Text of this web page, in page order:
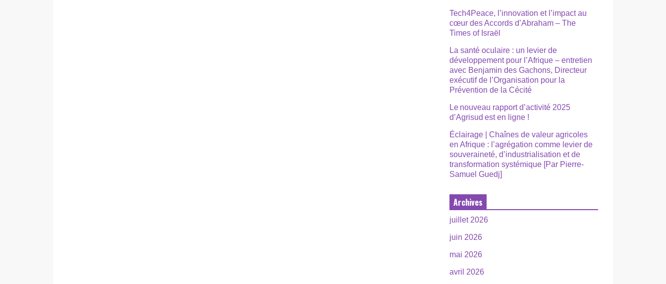
Tech4Peace, l’innovation et l’impact au
cœur des Accords d’Abraham – The
Times of Israël
La santé oculaire : un levier de
développement pour l’Afrique – entretien
avec Benjamin des Gachons, Directeur
exécutif de l’Organisation pour la
Prévention de la Cécité
Le nouveau rapport d’activité 2025
d’Agrisud est en ligne !
Éclairage | Chaînes de valeur agricoles
en Afrique : l’agrégation comme levier de
souveraineté, d’industrialisation et de
transformation systémique [Par Pierre-
Samuel Guedj]
Archives
juillet 2026
juin 2026
mai 2026
avril 2026